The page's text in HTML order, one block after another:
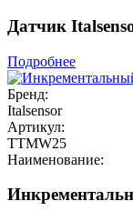
Датчик
Подробнее
Бренд:
Italsensor
Артикул:
TTMW25
Наименование: